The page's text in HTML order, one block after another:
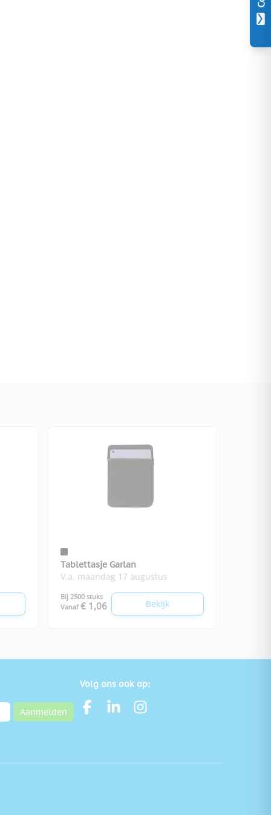
Tablettasje Garlan
V.a. maandag 17 augustus
Bij 2500 stuks
Vanaf € 1,06 Bekijk
Aanmelden
Volg ons ook op: